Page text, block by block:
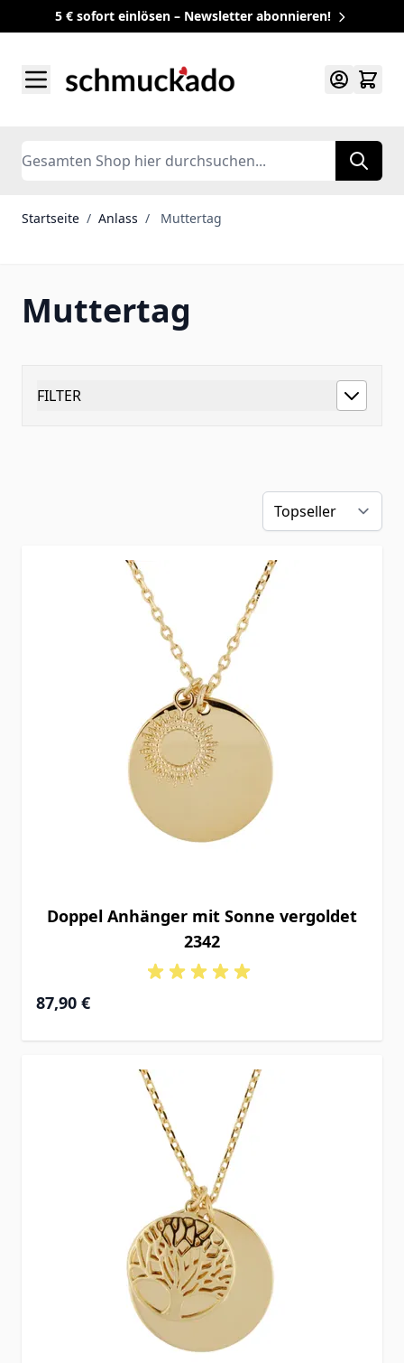
5 € sofort einlösen – Newsletter abonnieren!
Search
Startseite / Anlass / Muttertag
Muttertag
FILTER
Doppel Anhänger mit Sonne vergoldet
2342
87,90 €